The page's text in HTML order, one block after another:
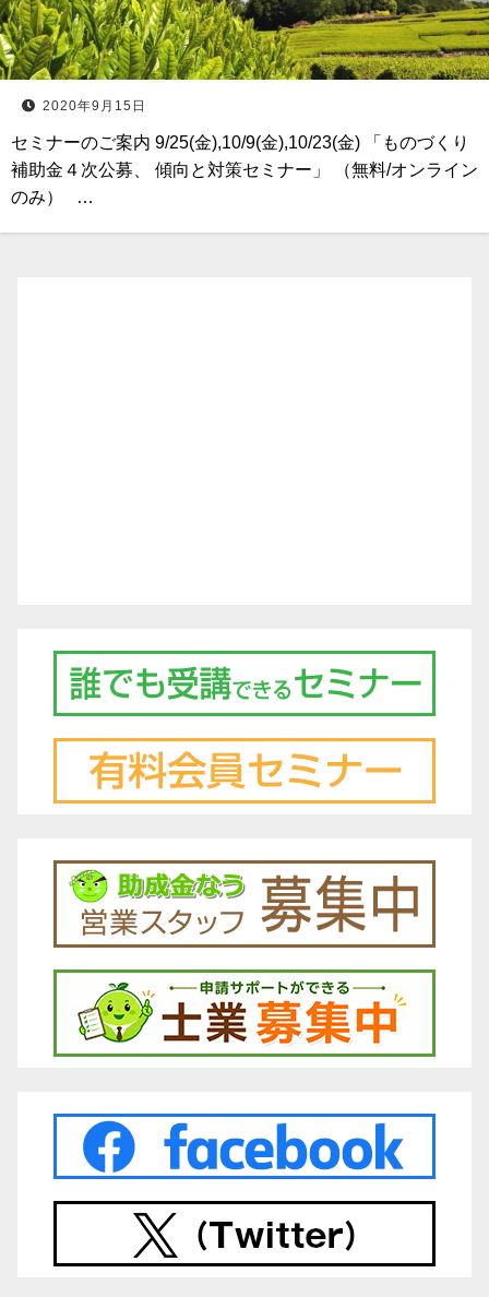
2020年9月15日
セミナーのご案内 9/25(金),10/9(金),10/23(金) 「ものづくり
補助金４次公募、 傾向と対策セミナー」 （無料/オンライン
のみ） …